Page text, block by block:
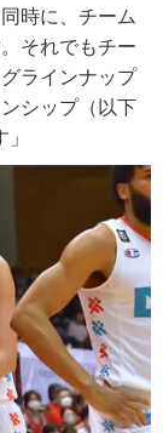
時に、チーム
それでもチー
ラインナップ
シップ（以下